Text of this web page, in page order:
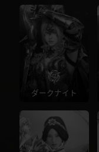
ダークナイト